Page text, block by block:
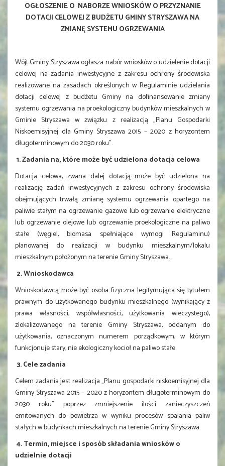
OGŁOSZENIEO NABORZE WNIOSKÓW O PRZYZNANIE
DOTACJI CELOWEJ Z BUDŻETU GMINY STRYSZAWA NA
ZMIANĘ SYSTEMU OGRZEWANIA
Wójt Gminy Stryszawa ogłasza nabór wniosków o udzielenie dotacji
celowej na zadania inwestycyjne z zakresu ochrony środowiska
realizowane na zasadach określonych w Regulaminie udzielania
dotacji celowej z budżetu Gminy na dofinansowanie zmiany
systemu ogrzewania na proekologiczny budynków mieszkalnych w
Gminie Stryszawa w związku z realizacją „Planu Gospodarki
Niskoemisyjnej dla Gminy Stryszawa 2015 – 2020 z horyzontem
długoterminowym do 2030 roku”.
1. Zadania na, które może być udzielona dotacja celowa
Dotacja celowa, zwana dalej dotacją może być udzielona na
realizację zadań inwestycyjnych z zakresu ochrony środowiska
obejmujących trwałą zmianę systemu ogrzewania opartego na
paliwie stałym na ogrzewanie gazowe lub ogrzewanie elektryczne
lub ogrzewanie olejowe lub ogrzewanie proekologiczne na paliwo
stałe (węgiel, biomasa spełniające wymogi Regulaminu)
planowanej do realizacji w budynku mieszkalnym/lokalu
mieszkalnym położonym na terenie Gminy Stryszawa.
2. Wnioskodawca
Wnioskodawcą może być osoba fizyczna legitymująca się tytułem
prawnym do użytkowanego budynku mieszkalnego (wynikający z
prawa własności, współwłasności, użytkowania wieczystego),
zlokalizowanego na terenie Gminy Stryszawa, oddanym do
użytkowania, oznaczonym numerem porządkowym, w którym
funkcjonuje stary, nie ekologiczny kocioł na paliwo stałe.
3. Cele zadania
Celem zadania jest realizacja „Planu gospodarki niskoemisyjnej dla
Gminy Stryszawa 2015 – 2020 z horyzontem długoterminowym do
2030 roku” poprzez zmniejszenie ilości zanieczyszczeń
emitowanych do powietrza w wyniku procesów spalania paliw
stałych w budynkach mieszkalnych na terenie Gminy Stryszawa.
4. Termin, miejsce i sposób składania wniosków o
udzielnie dotacji